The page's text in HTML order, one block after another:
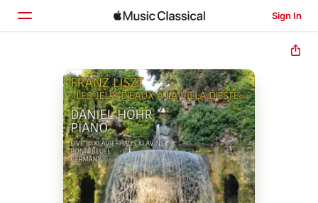
Sign In
Home
Browse
Search